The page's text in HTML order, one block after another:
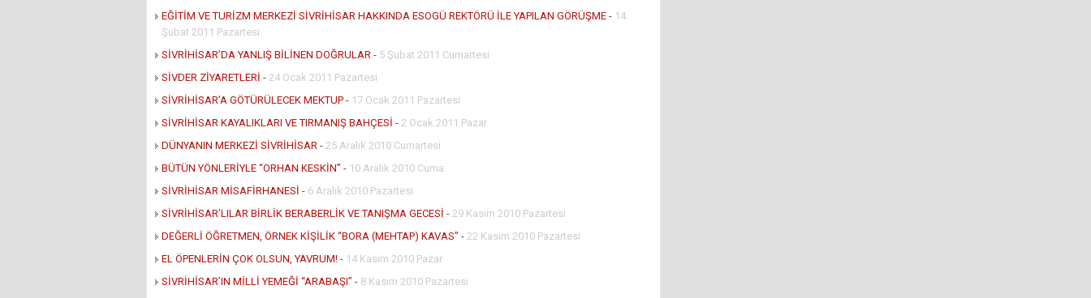
EĞİTİM VE TURİZM MERKEZİ SİVRİHİSAR HAKKINDA ESOGÜ REKTÖRÜ İLE YAPILAN GÖRÜŞME - 14
Şubat 2011 Pazartesi
SİVRİHİSAR’DA YANLIŞ BİLİNEN DOĞRULAR - 5 Şubat 2011 Cumartesi
SİVDER ZİYARETLERİ - 24 Ocak 2011 Pazartesi
SİVRİHİSAR’A GÖTÜRÜLECEK MEKTUP - 17 Ocak 2011 Pazartesi
SİVRİHİSAR KAYALIKLARI VE TIRMANIŞ BAHÇESİ - 2 Ocak 2011 Pazar
DÜNYANIN MERKEZİ SİVRİHİSAR - 25 Aralık 2010 Cumartesi
BÜTÜN YÖNLERİYLE “ORHAN KESKİN” - 10 Aralık 2010 Cuma
SİVRİHİSAR MİSAFİRHANESİ - 6 Aralık 2010 Pazartesi
SİVRİHİSAR’LILAR BİRLİK BERABERLİK VE TANIŞMA GECESİ - 29 Kasım 2010 Pazartesi
DEĞERLİ ÖĞRETMEN, ÖRNEK KİŞİLİK “BORA (MEHTAP) KAVAS” - 22 Kasım 2010 Pazartesi
EL ÖPENLERİN ÇOK OLSUN, YAVRUM! - 14 Kasım 2010 Pazar
SİVRİHİSAR’IN MİLLİ YEMEĞİ “ARABAŞI” - 8 Kasım 2010 Pazartesi